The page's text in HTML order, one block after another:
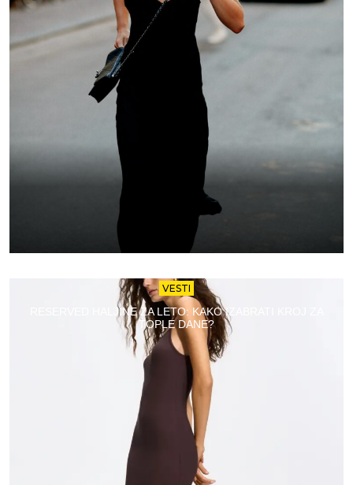
VESTI
RESERVED HALJINE ZA LETO: KAKO IZABRATI KROJ ZA
TOPLE DANE?